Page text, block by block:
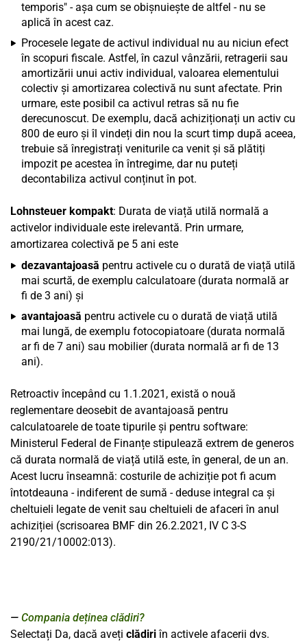
temporis" - așa cum se obișnuiește de altfel - nu se
aplică în acest caz.
Procesele legate de activul individual nu au niciun efect
în scopuri fiscale. Astfel, în cazul vânzării, retragerii sau
amortizării unui activ individual, valoarea elementului
colectiv și amortizarea colectivă nu sunt afectate. Prin
urmare, este posibil ca activul retras să nu fie
derecunoscut. De exemplu, dacă achiziționați un activ cu
800 de euro și îl vindeți din nou la scurt timp după aceea,
trebuie să înregistrați veniturile ca venit și să plătiți
impozit pe acestea în întregime, dar nu puteți
decontabiliza activul conținut în pot.
Lohnsteuer kompakt: Durata de viață utilă normală a
activelor individuale este irelevantă. Prin urmare,
amortizarea colectivă pe 5 ani este
dezavantajoasă pentru activele cu o durată de viață utilă
mai scurtă, de exemplu calculatoare (durata normală ar
fi de 3 ani) și
avantajoasă pentru activele cu o durată de viață utilă
mai lungă, de exemplu fotocopiatoare (durata normală
ar fi de 7 ani) sau mobilier (durata normală ar fi de 13
ani).
Retroactiv începând cu 1.1.2021, există o nouă
reglementare deosebit de avantajoasă pentru
calculatoarele de toate tipurile și pentru software:
Ministerul Federal de Finanțe stipulează extrem de generos
că durata normală de viață utilă este, în general, de un an.
Acest lucru înseamnă: costurile de achiziție pot fi acum
întotdeauna - indiferent de sumă - deduse integral ca și
cheltuieli legate de venit sau cheltuieli de afaceri în anul
achiziției (scrisoarea BMF din 26.2.2021, IV C 3-S
2190/21/10002:013).
Compania deținea clădiri?
Selectați Da, dacă aveți clădiriîn activele afacerii dvs.